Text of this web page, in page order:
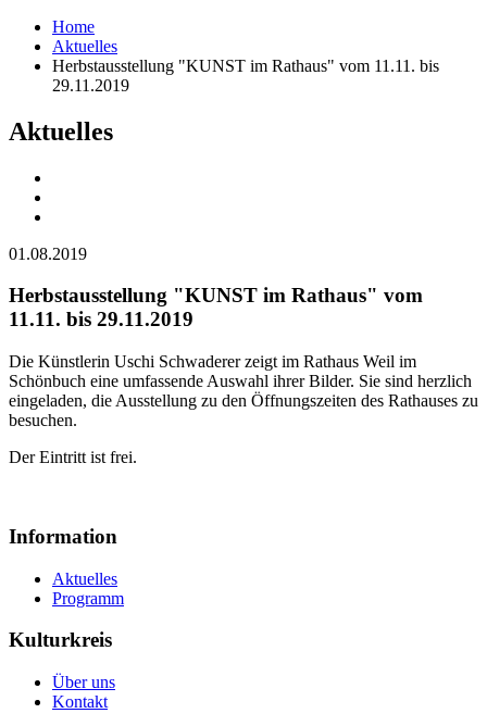
Home
Aktuelles
Herbstausstellung "KUNST im Rathaus" vom 11.11. bis
29.11.2019
Aktuelles
01.08.2019
Herbstausstellung "KUNST im Rathaus" vom
11.11. bis 29.11.2019
Die Künstlerin Uschi Schwaderer zeigt im Rathaus Weil im
Schönbuch eine umfassende Auswahl ihrer Bilder. Sie sind herzlich
eingeladen, die Ausstellung zu den Öffnungszeiten des Rathauses zu
besuchen.
Der Eintritt ist frei.
Information
Aktuelles
Programm
Kulturkreis
Über uns
Kontakt